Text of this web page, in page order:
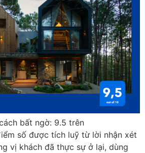
bất ngờ: 9.5 trên
số được tích luỹ từ lời nhận xét
vị khách đã thực sự ở lại, dùng